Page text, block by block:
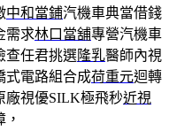
中和當鋪汽機車典當借錢
需求林口當舖專營汽機車
查任君挑選隆乳醫師內視
式電路組合成荷重元迴轉
廠視優SILK極飛秒近視